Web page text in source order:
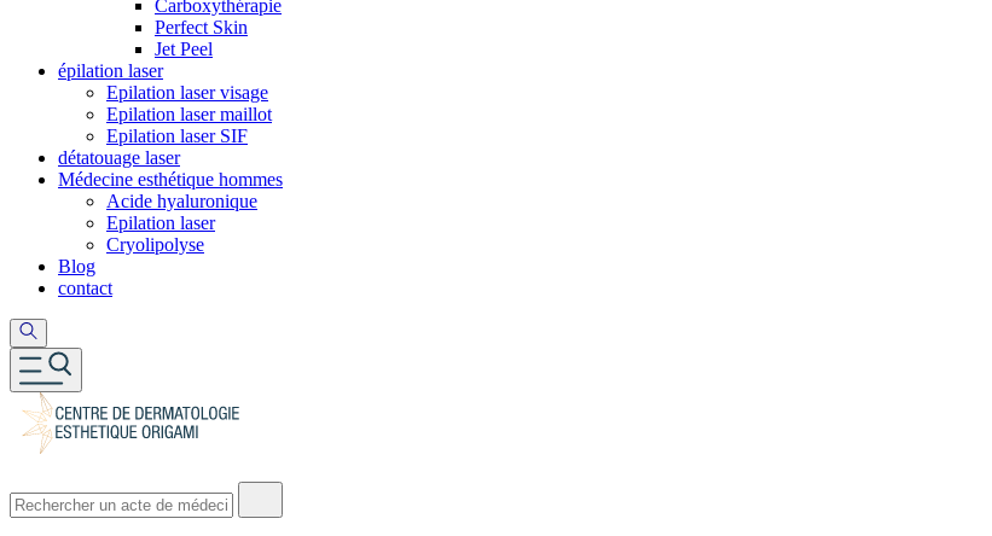
Carboxythérapie
Perfect Skin
Jet Peel
épilation laser
Epilation laser visage
Epilation laser maillot
Epilation laser SIF
détatouage laser
Médecine esthétique hommes
Acide hyaluronique
Epilation laser
Cryolipolyse
Blog
contact